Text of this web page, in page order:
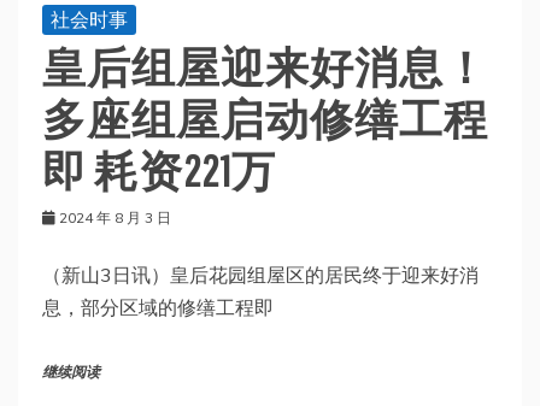
社会时事
皇后组屋迎来好消息！
多座组屋启动修缮工程
即 耗资221万
2024 年 8 月 3 日
（新山3日讯）皇后花园组屋区的居民终于迎来好消
息，部分区域的修缮工程即
继续阅读